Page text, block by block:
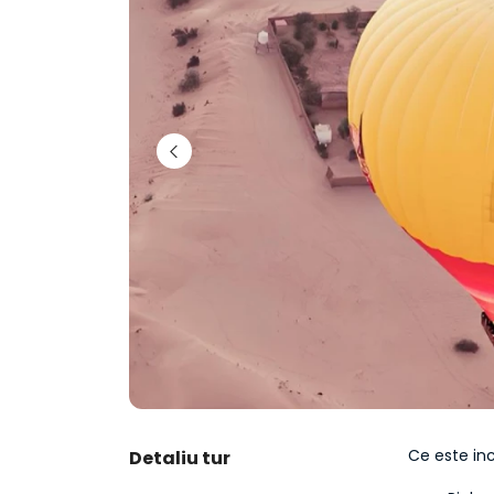
Detaliu tur
Ce este